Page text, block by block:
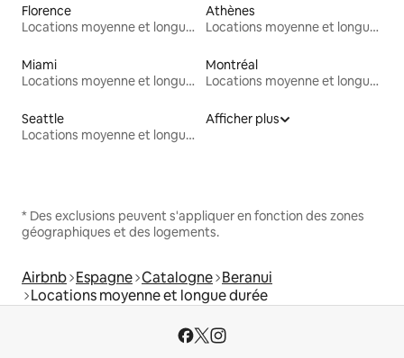
Florence
Locations moyenne et longue durée
Athènes
Locations moyenne et longue durée
Miami
Locations moyenne et longue durée
Montréal
Locations moyenne et longue durée
Seattle
Locations moyenne et longue durée
Afficher plus
* Des exclusions peuvent s'appliquer en fonction des zones
géographiques et des logements.
Airbnb Espagne Catalogne Beranui
Locations moyenne et longue durée